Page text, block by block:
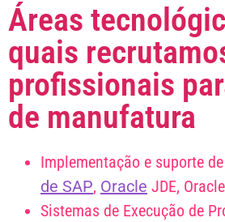
Áreas
quais
profissionais
de manufatura
Implementação e suporte de
de SAP, Oracle JDE,
Sistemas de Execução de